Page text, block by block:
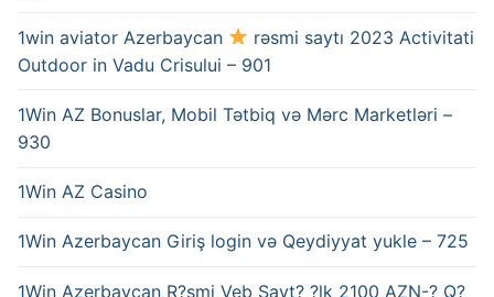
1win aviator Azerbaycan
rəsmi saytı 2023 Activitati
Outdoor in Vadu Crisului – 901
1Win AZ Bonuslar, Mobil Tətbiq və Mərc Marketləri –
930
1Win AZ Casino
1Win Azerbaycan Giriş login və Qeydiyyat yukle – 725
1Win Azerbaycan R?smi Veb Sayt? ?lk 2100 AZN-? Q?